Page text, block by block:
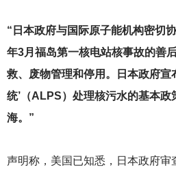
“日本政府与国际原子能机构密切
年3月福岛第一核电站核事故的善
救、废物管理和停用。日本政府宣
统’（ALPS）处理核污水的基本
海。”
声明称，美国已知悉，日本政府审